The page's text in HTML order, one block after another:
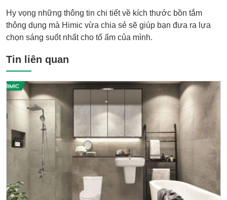
Hy vọng những thông tin chi tiết về kích thước bồn tắm
thông dụng mà Himic vừa chia sẻ sẽ giúp bạn đưa ra lựa
chọn sáng suốt nhất cho tổ ấm của mình.
Tin liên quan